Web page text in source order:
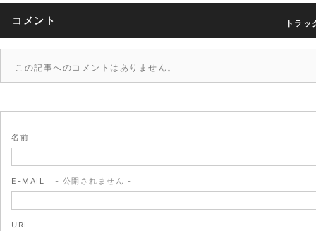
コメント トラ
この記事へのコメントはありません。
名前
E-MAIL - 公開されません -
URL